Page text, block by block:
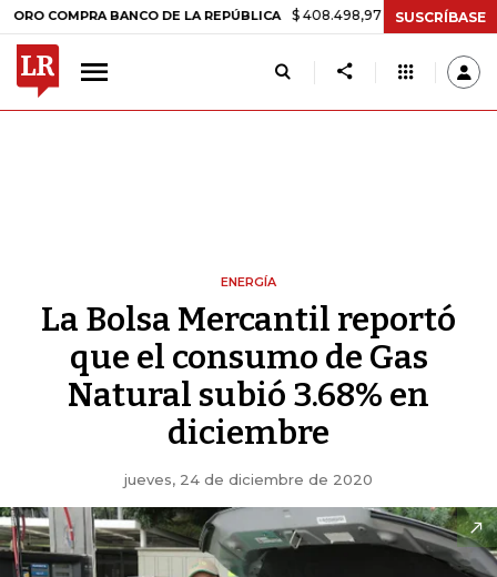
BANCO DE LA REPÚBLICA $ 408.498,97 +$ 8.753,81 +2,19%
SUSCRÍBASE
ENERGÍA
La Bolsa Mercantil reportó
que el consumo de Gas
Natural subió 3.68% en
diciembre
jueves, 24 de diciembre de 2020